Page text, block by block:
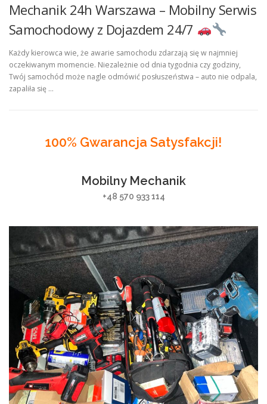
Mechanik 24h Warszawa – Mobilny Serwis
Samochodowy z Dojazdem 24/7
Każdy kierowca wie, że awarie samochodu zdarzają się w najmniej
oczekiwanym momencie. Niezależnie od dnia tygodnia czy godziny,
Twój samochód może nagle odmówić posłuszeństwa – auto nie odpala,
zapaliła się …
100% Gwarancja Satysfakcji!
Mobilny Mechanik
+48 570 933 114